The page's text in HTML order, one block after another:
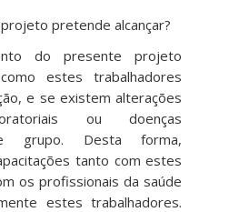
pretende alcançar?
do presente projeto
estes trabalhadores
e se existem alterações
ou doenças
grupo. Desta forma,
tanto com estes
os profissionais da saúde
estes trabalhadores.